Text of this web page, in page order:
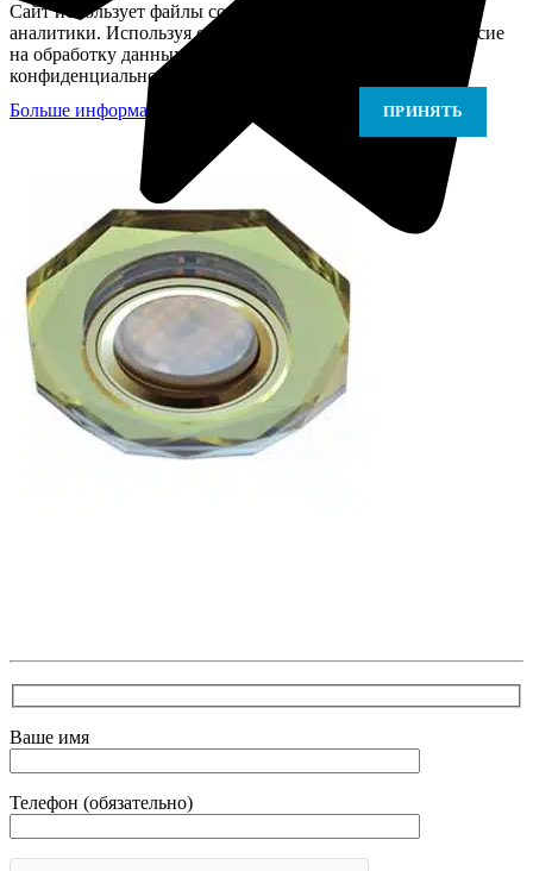
Сайт использует файлы cookie для персонализации и
аналитики. Используя сайт, вы подтверждаете своё согласие
на обработку данных в соответствии с Политикой
конфиденциальности.
Больше информации
ПРИНЯТЬ
Ваше имя
Телефон (обязательно)